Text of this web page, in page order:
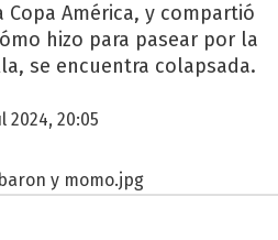
América, y compartió
hizo para pasear por la
se encuentra colapsada.
2024, 20:05